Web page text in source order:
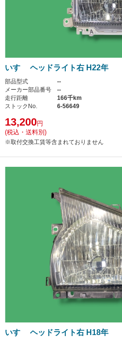
いすゞ ヘッドライト右 H22年
部品型式
--
メーカー部品番号
--
走行距離
166千km
ストックNo.
6-56649
13,200円
(税込・送料別)
※取付交換工賃等含まれておりません
いすゞ ヘッドライト右 H18年